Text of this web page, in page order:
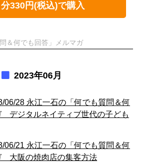
330円(税込)で購入
＆何でも回答」メルマガ
2023年06月
06/28 永江一石の「何でも質問＆何
デジタルネイティブ世代の子ども
06/21 永江一石の「何でも質問＆何
大阪の焼肉店の集客方法